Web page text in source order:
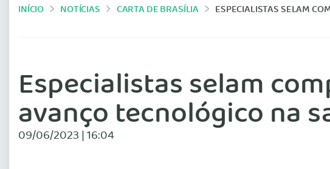
INÍCIO NOTÍCIAS CARTA DE BRASÍLIA ESPECIALISTAS SELAM
Especialistas selam
avanço tecnológico na
09/06/2023 | 16:04